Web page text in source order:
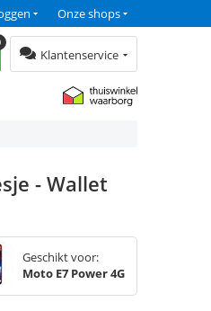
Onze shops
Klantenservice
- Wallet
Geschikt voor:
Moto E7 Power 4G